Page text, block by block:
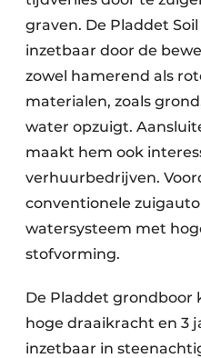
graven. De Pladdet
inzetbaar door de
zowel hamerend als
materialen, zoals
water opzuigt.
maakt hem ook
verhuurbedrijven.
conventionele
watersysteem met
stofvorming.
De Pladdet grondboor
hoge draaikracht en 3
inzetbaar in